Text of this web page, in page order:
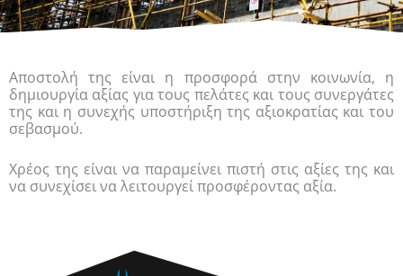
Αποστολή της είναι η προσφορά στην κοινωνία, η
δημιουργία αξίας για τους πελάτες και τους συνεργάτες
της και η συνεχής υποστήριξη της αξιοκρατίας και του
σεβασμού.
Χρέος της είναι να παραμείνει πιστή στις αξίες της και
να συνεχίσει να λειτουργεί προσφέροντας αξία.